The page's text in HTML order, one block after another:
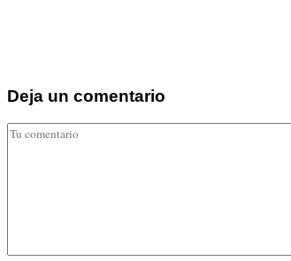
Deja un comentario